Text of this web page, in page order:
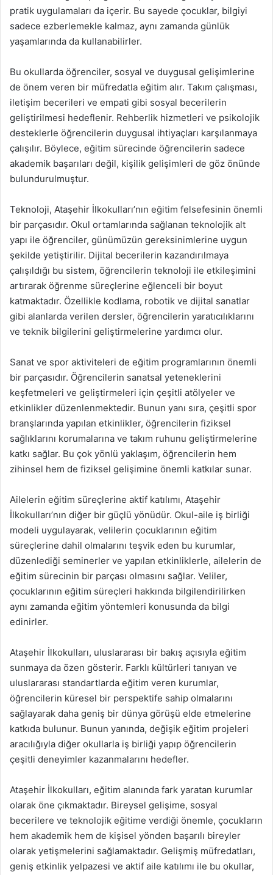
pratik uygulamaları da içerir. Bu sayede çocuklar, bilgiyi
sadece ezberlemekle kalmaz, aynı zamanda günlük
yaşamlarında da kullanabilirler.
Bu okullarda öğrenciler, sosyal ve duygusal gelişimlerine
de önem veren bir müfredatla eğitim alır. Takım çalışması,
iletişim becerileri ve empati gibi sosyal becerilerin
geliştirilmesi hedeflenir. Rehberlik hizmetleri ve psikolojik
desteklerle öğrencilerin duygusal ihtiyaçları karşılanmaya
çalışılır. Böylece, eğitim sürecinde öğrencilerin sadece
akademik başarıları değil, kişilik gelişimleri de göz önünde
bulundurulmuştur.
Teknoloji, Ataşehir İlkokulları’nın eğitim felsefesinin önemli
bir parçasıdır. Okul ortamlarında sağlanan teknolojik alt
yapı ile öğrenciler, günümüzün gereksinimlerine uygun
şekilde yetiştirilir. Dijital becerilerin kazandırılmaya
çalışıldığı bu sistem, öğrencilerin teknoloji ile etkileşimini
artırarak öğrenme süreçlerine eğlenceli bir boyut
katmaktadır. Özellikle kodlama, robotik ve dijital sanatlar
gibi alanlarda verilen dersler, öğrencilerin yaratıcılıklarını
ve teknik bilgilerini geliştirmelerine yardımcı olur.
Sanat ve spor aktiviteleri de eğitim programlarının önemli
bir parçasıdır. Öğrencilerin sanatsal yeteneklerini
keşfetmeleri ve geliştirmeleri için çeşitli atölyeler ve
etkinlikler düzenlenmektedir. Bunun yanı sıra, çeşitli spor
branşlarında yapılan etkinlikler, öğrencilerin fiziksel
sağlıklarını korumalarına ve takım ruhunu geliştirmelerine
katkı sağlar. Bu çok yönlü yaklaşım, öğrencilerin hem
zihinsel hem de fiziksel gelişimine önemli katkılar sunar.
Ailelerin eğitim süreçlerine aktif katılımı, Ataşehir
İlkokulları’nın diğer bir güçlü yönüdür. Okul-aile iş birliği
modeli uygulayarak, velilerin çocuklarının eğitim
süreçlerine dahil olmalarını teşvik eden bu kurumlar,
düzenlediği seminerler ve yapılan etkinliklerle, ailelerin de
eğitim sürecinin bir parçası olmasını sağlar. Veliler,
çocuklarının eğitim süreçleri hakkında bilgilendirilirken
aynı zamanda eğitim yöntemleri konusunda da bilgi
edinirler.
Ataşehir İlkokulları, uluslararası bir bakış açısıyla eğitim
sunmaya da özen gösterir. Farklı kültürleri tanıyan ve
uluslararası standartlarda eğitim veren kurumlar,
öğrencilerin küresel bir perspektife sahip olmalarını
sağlayarak daha geniş bir dünya görüşü elde etmelerine
katkıda bulunur. Bunun yanında, değişik eğitim projeleri
aracılığıyla diğer okullarla iş birliği yapıp öğrencilerin
çeşitli deneyimler kazanmalarını hedefler.
Ataşehir İlkokulları, eğitim alanında fark yaratan kurumlar
olarak öne çıkmaktadır. Bireysel gelişime, sosyal
becerilere ve teknolojik eğitime verdiği önemle, çocukların
hem akademik hem de kişisel yönden başarılı bireyler
olarak yetişmelerini sağlamaktadır. Gelişmiş müfredatları,
geniş etkinlik yelpazesi ve aktif aile katılımı ile bu okullar,